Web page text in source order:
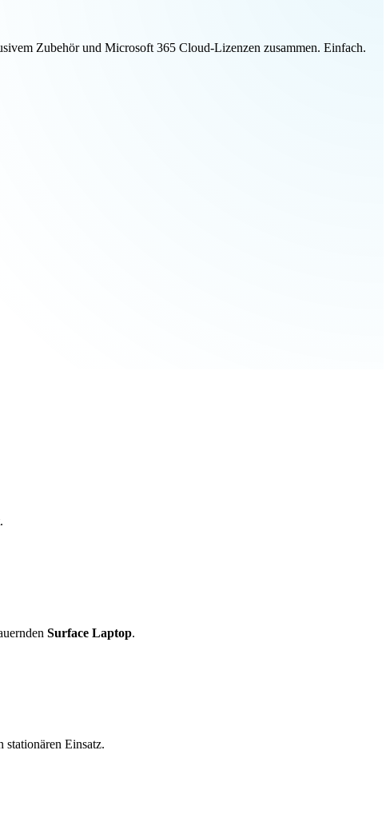
Zubehör und Microsoft 365 Cloud-Lizenzen zusammen. Einfach.
Surface Laptop.
Einsatz.